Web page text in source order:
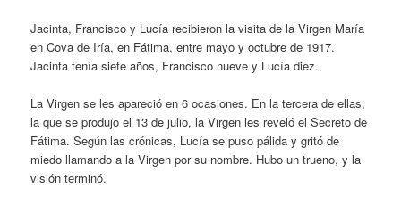
Jacinta, Francisco y Lucía recibieron la visita de la Virgen María
en Cova de Iría, en Fátima, entre mayo y octubre de 1917.
Jacinta tenía siete años, Francisco nueve y Lucía diez.
La Virgen se les apareció en 6 ocasiones. En la tercera de ellas,
la que se produjo el 13 de julio, la Virgen les reveló el Secreto de
Fátima. Según las crónicas, Lucía se puso pálida y gritó de
miedo llamando a la Virgen por su nombre. Hubo un trueno, y la
visión terminó.